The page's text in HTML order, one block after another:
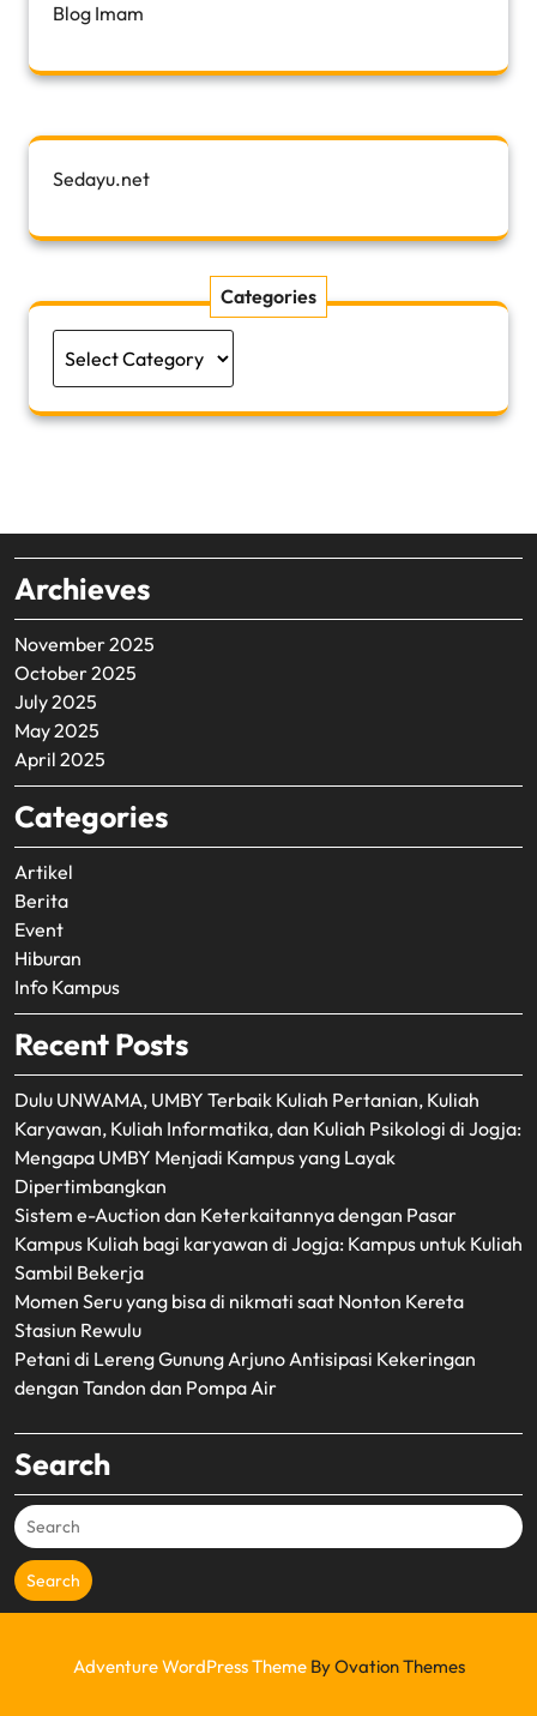
Blog Imam
Sedayu.net
Categories
Archieves
November 2025
October 2025
July 2025
May 2025
April 2025
Categories
Artikel
Berita
Event
Hiburan
Info Kampus
Recent Posts
Dulu UNWAMA, UMBY Terbaik Kuliah Pertanian, Kuliah
Karyawan, Kuliah Informatika, dan Kuliah Psikologi di Jogja:
Mengapa UMBY Menjadi Kampus yang Layak
Dipertimbangkan
Sistem e-Auction dan Keterkaitannya dengan Pasar
Kampus Kuliah bagi karyawan di Jogja: Kampus untuk Kuliah
Sambil Bekerja
Momen Seru yang bisa di nikmati saat Nonton Kereta
Stasiun Rewulu
Petani di Lereng Gunung Arjuno Antisipasi Kekeringan
dengan Tandon dan Pompa Air
Search
Search
Adventure WordPress ThemeBy Ovation Themes